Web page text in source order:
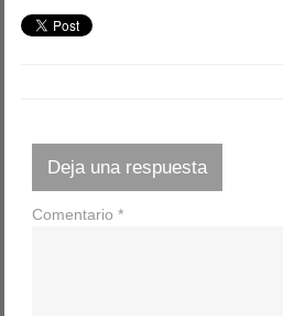
Deja una respuesta
Comentario*